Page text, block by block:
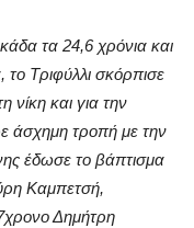
τα 24,6 χρόνια και
το Τριφύλλι σκόρπισε
νίκη και για την
άσχημη τροπή με την
έδωσε το βάπτισμα
Καμπετσή,
Δημήτρη